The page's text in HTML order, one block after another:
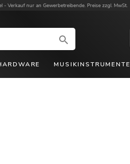
- Verkauf nur an Gewerbetreibende. Preise zzgl. MwSt.
MUSIKINSTRUMENTE